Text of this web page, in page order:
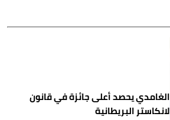
الغامدي يحصد أعلى جائزة في قانون
لانكاستر البريطانية